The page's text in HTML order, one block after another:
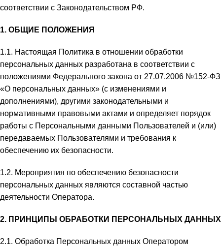
соответствии с Законодательством РФ.
1. ОБЩИЕ ПОЛОЖЕНИЯ
1.1. Настоящая Политика в отношении обработки
персональных данных разработана в соответствии с
положениями Федерального закона от 27.07.2006 №152-ФЗ
«О персональных данных» (с изменениями и
дополнениями), другими законодательными и
нормативными правовыми актами и определяет порядок
работы с Персональными данными Пользователей и (или)
передаваемых Пользователями и требования к
обеспечению их безопасности.
1.2. Мероприятия по обеспечению безопасности
персональных данных являются составной частью
деятельности Оператора.
2. ПРИНЦИПЫ ОБРАБОТКИ ПЕРСОНАЛЬНЫХ ДАННЫХ
2.1. Обработка Персональных данных Оператором